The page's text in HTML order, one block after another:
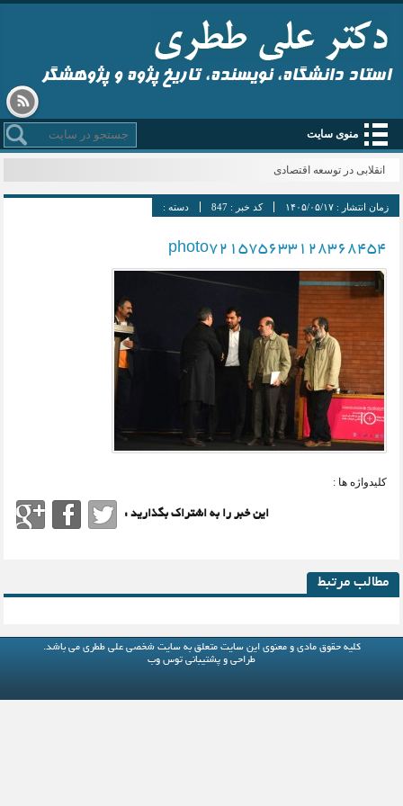
استاد دانشگاه، نویسنده، تاریخ پژوه و پژوهشگر
منوی سایت
انقلابی در توسعه اقتصادی
زمان انتشار :۱۴۰۵/۰۵/۱۷ کد خبر :847 دسته :
photo721575633128368454
کلیدواژه ها :
این خبر را به اشتراک بگذارید :
مطالب مرتبط
کلیه حقوق مادی و معنوی این سایت متعلق بهسایت شخصی علی ططری می باشد.
طراحی و پشتیبانی توس وب